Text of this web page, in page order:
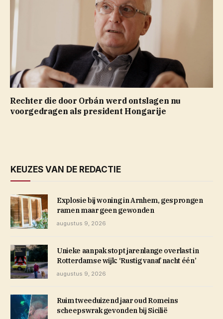
Rechter die door Orbán werd ontslagen nu
voorgedragen als president Hongarije
KEUZES VAN DE REDACTIE
Explosie bij woning in Arnhem, gesprongen
ramen maar geen gewonden
augustus 9, 2026
Unieke aanpak stopt jarenlange overlast in
Rotterdamse wijk: ‘Rustig vanaf nacht één’
augustus 9, 2026
Ruim tweeduizend jaar oud Romeins
scheepswrak gevonden bij Sicilië